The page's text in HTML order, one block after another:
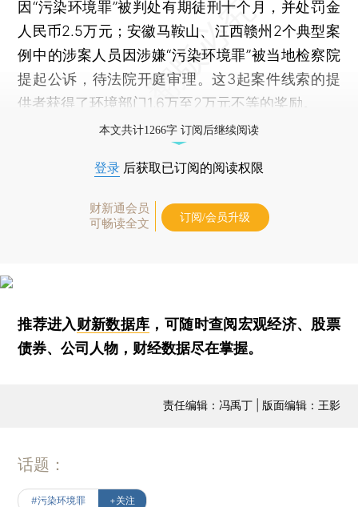
因“污染环境罪”被判处有期徒刑十个月，并处罚金
人民币2.5万元；安徽马鞍山、江西赣州2个典型案
例中的涉案人员因涉嫌“污染环境罪”被当地检察院
提起公诉，待法院开庭审理。这3起案件线索的提
供者获得了环境部门1.6万至2万元不等的奖励。
本文共计1266字 订阅后继续阅读
登录 后获取已订阅的阅读权限
财新通会员
可畅读全文
订阅/会员升级
推荐进入财新数据库 ，可随时查阅宏观经济、股票
债券、公司人物，财经数据尽在掌握。
责任编辑：冯禹丁 | 版面编辑：王影
话题：
#污染环境罪 +关注